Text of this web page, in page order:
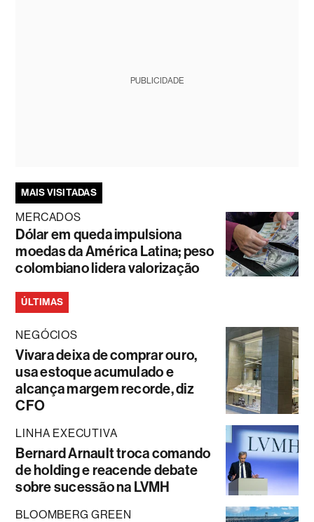
PUBLICIDADE
MAIS VISITADAS
MERCADOS
Dólar em queda impulsiona
moedas da América Latina; peso
colombiano lidera valorização
ÚLTIMAS
NEGÓCIOS
Vivara deixa de comprar ouro,
usa estoque acumulado e
alcança margem recorde, diz
CFO
LINHA EXECUTIVA
Bernard Arnault troca comando
de holding e reacende debate
sobre sucessão na LVMH
BLOOMBERG GREEN